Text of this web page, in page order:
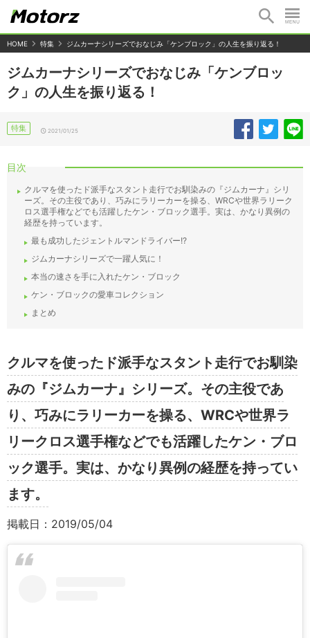
HOME 特集 ジムカーナシリーズでおなじみ「ケンブロック」の人生を振り返る！
ジムカーナシリーズでおなじみ「ケンブロッ
ク」の人生を振り返る！
特集 2021/01/25
目次
クルマを使ったド派手なスタント走行でお馴染みの『ジムカーナ』シリ
ーズ。その主役であり、巧みにラリーカーを操る、WRCや世界ラリーク
ロス選手権などでも活躍したケン・ブロック選手。実は、かなり異例の
経歴を持っています。
最も成功したジェントルマンドライバー!?
ジムカーナシリーズで一躍人気に！
本当の速さを手に入れたケン・ブロック
ケン・ブロックの愛車コレクション
まとめ
クルマを使ったド派手なスタント走行でお馴染
みの『ジムカーナ』シリーズ。その主役であ
り、巧みにラリーカーを操る、WRCや世界ラ
リークロス選手権などでも活躍したケン・ブロ
ック選手。実は、かなり異例の経歴を持ってい
ます。
掲載日：2019/05/04